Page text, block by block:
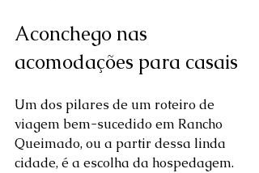
Aconchego nas
acomodações para casais
Um dos pilares de um roteiro de
viagem bem-sucedido em Rancho
Queimado, ou a partir dessa linda
cidade, é a escolha da hospedagem.